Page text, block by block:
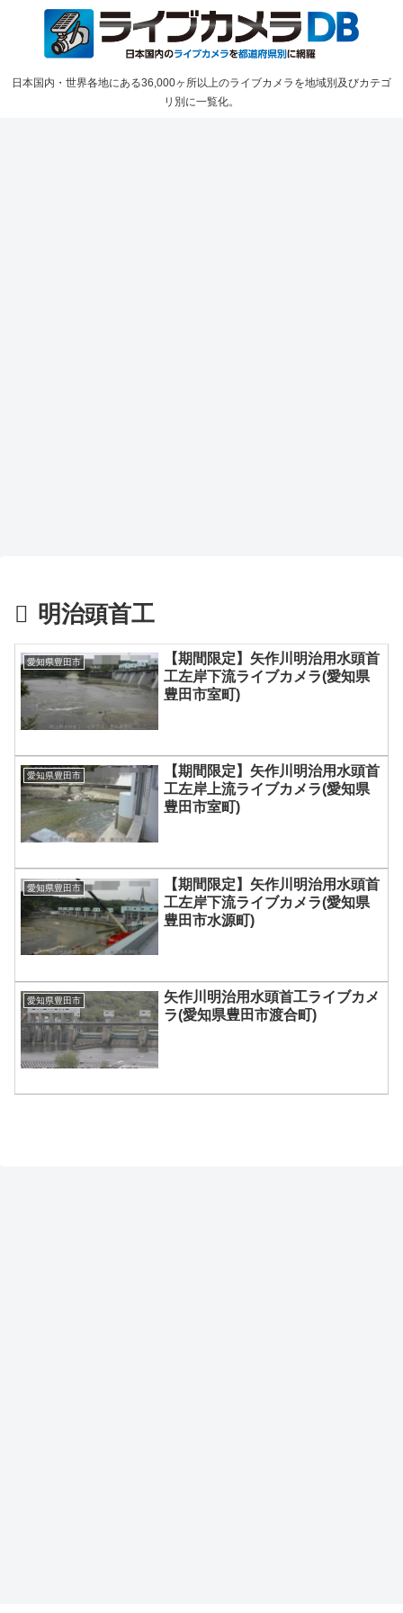
日本国内・世界各地にある36,000ヶ所以上のライブカメラを地域別及びカテゴ
リ別に一覧化。
明治頭首工
愛知県豊田市
【期間限定】矢作川明治用水頭首
工左岸下流ライブカメラ(愛知県
豊田市室町)
愛知県豊田市
【期間限定】矢作川明治用水頭首
工左岸上流ライブカメラ(愛知県
豊田市室町)
愛知県豊田市
【期間限定】矢作川明治用水頭首
工左岸下流ライブカメラ(愛知県
豊田市水源町)
愛知県豊田市
矢作川明治用水頭首工ライブカメ
ラ(愛知県豊田市渡合町)